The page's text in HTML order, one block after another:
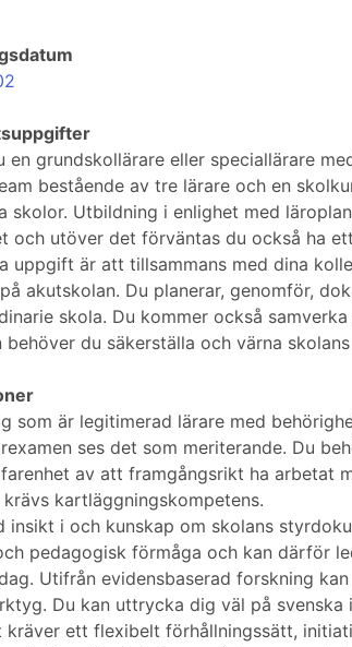
en grundskollärare eller speciallärare
bestående av tre lärare och en
skolor. Utbildning i enlighet med
och utöver det förväntas du också ha
uppgift är att tillsammans med dina
akutskolan. Du planerar, genomför,
skola. Du kommer också
behöver du säkerställa och värna
som är legitimerad lärare med
ses det som meriterande. Du
av att framgångsrikt ha arbetat
kartläggningskompetens.
insikt i och kunskap om skolans
pedagogisk förmåga och kan därför
Utifrån evidensbaserad forskning
Du kan uttrycka dig väl på svenska
kräver ett flexibelt förhållningssätt,